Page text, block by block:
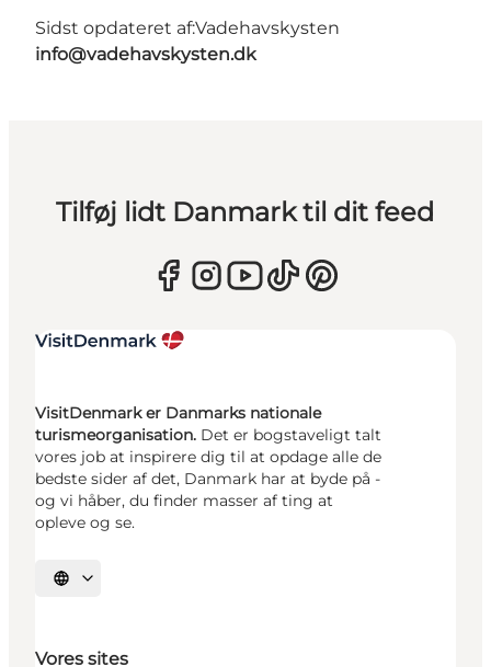
Sidst opdateret af:Vadehavskysten
info@vadehavskysten.dk
Tilføj lidt Danmark til dit feed
VisitDenmark er Danmarks nationale
turismeorganisation. Det er bogstaveligt talt
vores job at inspirere dig til at opdage alle de
bedste sider af det, Danmark har at byde på -
og vi håber, du finder masser af ting at
opleve og se.
Vælg sprog
Vores sites